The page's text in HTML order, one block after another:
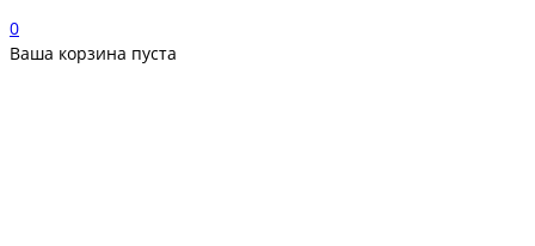
0
Ваша корзина пуста